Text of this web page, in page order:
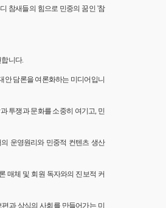
참새들의 힘으로 민중의 꿈인 '참
니다.
안 담론을 여론화하는 미디어입니
투쟁과 문화를 소중히 여기고, 민
운영원리와 민중적 컨텐츠 생산
매체 및 회원 독자와의 진보적 커
과 상식의 사회를 만들어가는 미